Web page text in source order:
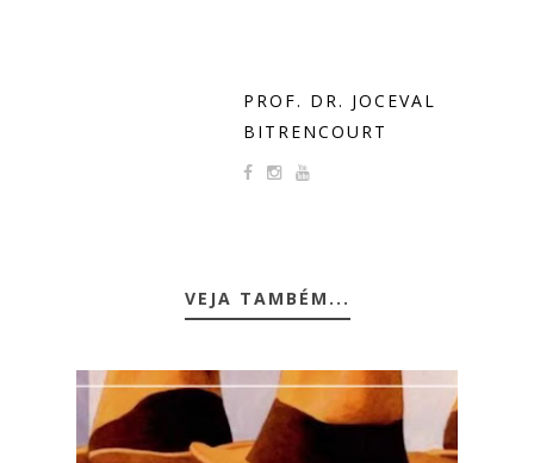
PROF. DR. JOCEVAL
BITRENCOURT
VEJA TAMBÉM...